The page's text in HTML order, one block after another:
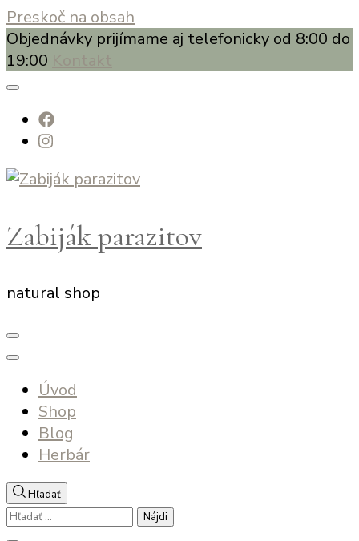
Preskoč na obsah
Objednávky prijímame aj telefonicky od 8:00 do
19:00 Kontakt
Zabiják parazitov
natural shop
Úvod
Shop
Blog
Herbár
Hľadať
Hľadať: